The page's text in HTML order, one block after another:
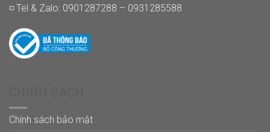
◽ Tel & Zalo: 0901287288 – 0931285588
Chính sách bảo mật